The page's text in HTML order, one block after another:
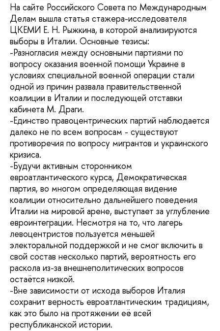
На сайте Российского Совета по Международным
Делам вышла статья стажера-исследователя
ЦКЕМИ Е. Н. Рыжкина, в которой анализируются
выборы в Италии. Основные тезисы:
-Разногласия между основными партиями по
вопросу оказания военной помощи Украине в
условиях специальной военной операции стали
одной из причин развала правительственной
коалиции в Италии и последующей отставки
кабинета М. Драги.
-Единство правоцентрических партий наблюдается
далеко не по всем вопросам - существуют
противоречия по вопросу мигрантов и украинского
кризиса.
-Будучи активным сторонником
евроатлантического курса, Демократическая
партия, во многом определяющая видение
коалиции относительно дальнейшего поведения
Италии на мировой арене, выступает за углубление
евроинтеграции. Несмотря на то, что лагерь
левоцентристов пользуется меньшей
электоральной поддержкой и не смог включить в
свой состав несколько партий, вероятность его
раскола из-за внешнеполитических вопросов
остаётся низкой.
-Вне зависимости от исхода выборов Италия
сохранит верность евроатлантическим традициям,
как это было на протяжении её всей
республиканской истории.